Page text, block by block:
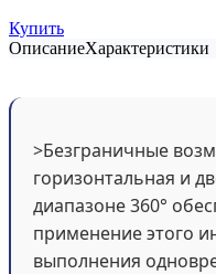
Купить
ОписаниеХарактеристики
>Безграничные
горизонтальная и
диапазоне 360°
применение этого
выполнения